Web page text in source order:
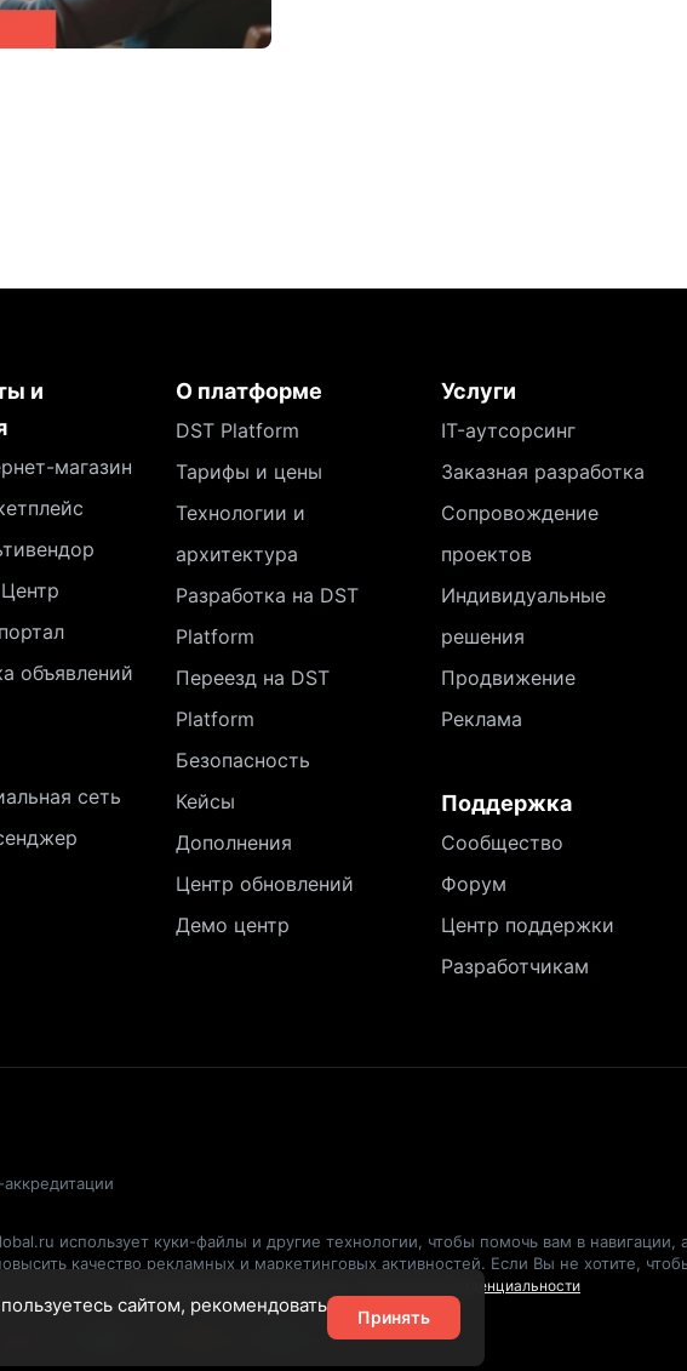
и
магазин
объявлений
сеть
О платформе
DST Platform
Тарифы и цены
Технологии и
архитектура
Разработка на DST
Platform
Переезд на DST
Platform
Безопасность
Кейсы
Дополнения
Центр обновлений
Демо центр
Услуги
IT-аутсорсинг
Заказная разработка
Сопровождение
проектов
Индивидуальные
решения
Продвижение
Реклама
Поддержка
Сообщество
Форум
Центр поддержки
Разработчикам
использует куки-файлы и другие технологии, чтобы помочь вам в навигации,
качество рекламных и маркетинговых активностей. Если Вы не хотите,
браузере.
Политика конфиденциальности
Svenska
сайтом, рекомендовать
Принять